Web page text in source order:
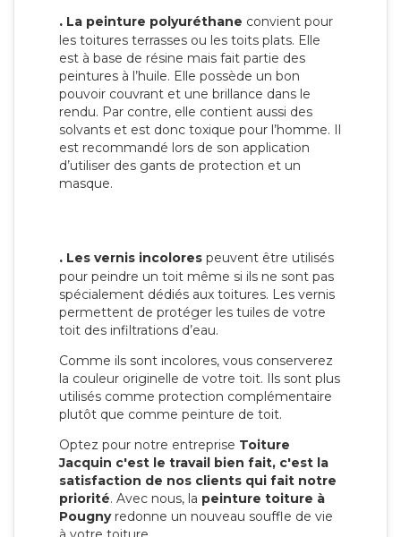
. La peinture polyuréthane convient pour
les toitures terrasses ou les toits plats. Elle
est à base de résine mais fait partie des
peintures à l’huile. Elle possède un bon
pouvoir couvrant et une brillance dans le
rendu. Par contre, elle contient aussi des
solvants et est donc toxique pour l’homme. Il
est recommandé lors de son application
d’utiliser des gants de protection et un
masque.
. Les vernis incolores peuvent être utilisés
pour peindre un toit même si ils ne sont pas
spécialement dédiés aux toitures. Les vernis
permettent de protéger les tuiles de votre
toit des infiltrations d’eau.
Comme ils sont incolores, vous conserverez
la couleur originelle de votre toit. Ils sont plus
utilisés comme protection complémentaire
plutôt que comme peinture de toit.
Optez pour notre entreprise Toiture
Jacquin c'est le travail bien fait, c'est la
satisfaction de nos clients qui fait notre
priorité. Avec nous, la peinture toiture à
Pougnyredonne un nouveau souffle de vie